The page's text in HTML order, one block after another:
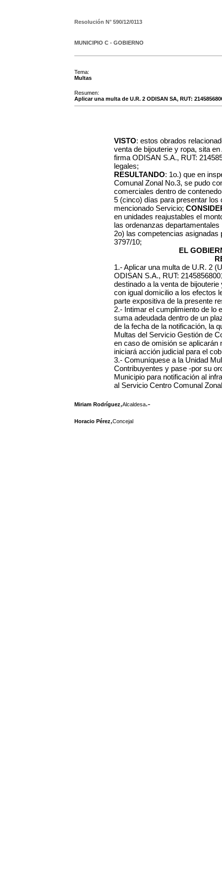
Resolución N° 590/12/0113
MUNICIPIO C - GOBIERNO
Tema:
Multas
Resumen:
Aplicar una multa de U.R. 2 ODISAN SA, RUT:
VISTO: estos obrados
venta de bijouterie y ropa, sita
firma ODISAN S.A., RUT:
legales;
RESULTANDO: 1o.) que en
Comunal Zonal No.3, se pudo
comerciales dentro de
5 (cinco) días para presentar los
mencionado Servicio;
en unidades reajustables el
las ordenanzas
2o) las competencias
3797/10;
EL
1.- Aplicar una multa de U.R. 2
ODISAN S.A., RUT:
destinado a la venta de
con igual domicilio a los efectos
parte expositiva de la presente
2.- Intimar el cumplimiento de lo
suma adeudada dentro de un
de la fecha de la notificación, la
Multas del Servicio Gestión de
en caso de omisión se
iniciará acción judicial para el
3.- Comuníquese a la Unidad
Contribuyentes y pase -por su
Municipio para notificación al
al Servicio Centro Comunal
Miriam Rodríguez,Alcaldesa.-
Horacio Pérez,Concejal